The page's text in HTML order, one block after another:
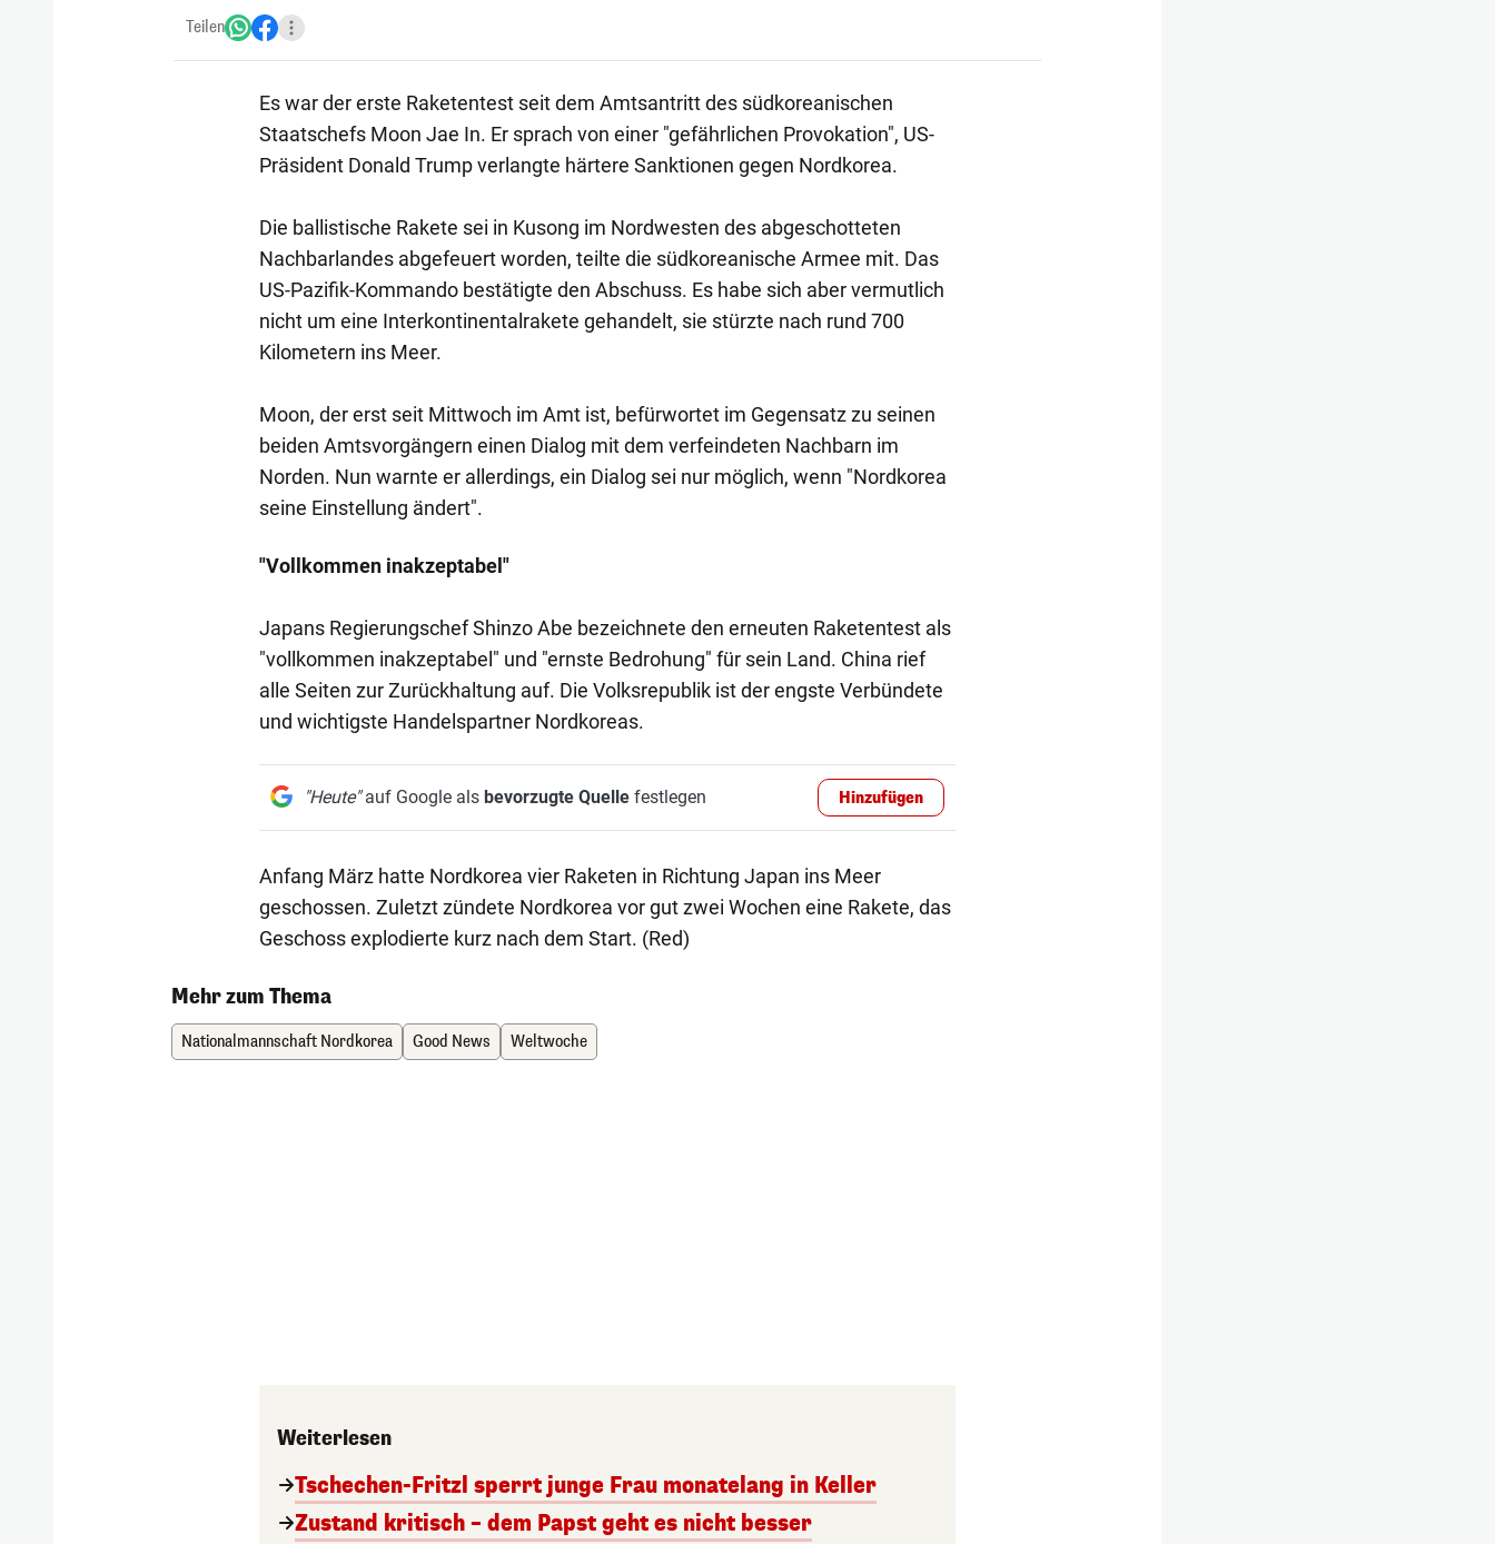
Teilen
Es war der erste Raketentest seit dem Amtsantritt des südkoreanischen
Staatschefs Moon Jae In. Er sprach von einer "gefährlichen Provokation", US-
Präsident Donald Trump verlangte härtere Sanktionen gegen Nordkorea.
Die ballistische Rakete sei in Kusong im Nordwesten des abgeschotteten
Nachbarlandes abgefeuert worden, teilte die südkoreanische Armee mit. Das
US-Pazifik-Kommando bestätigte den Abschuss. Es habe sich aber vermutlich
nicht um eine Interkontinentalrakete gehandelt, sie stürzte nach rund 700
Kilometern ins Meer.
Moon, der erst seit Mittwoch im Amt ist, befürwortet im Gegensatz zu seinen
beiden Amtsvorgängern einen Dialog mit dem verfeindeten Nachbarn im
Norden. Nun warnte er allerdings, ein Dialog sei nur möglich, wenn "Nordkorea
seine Einstellung ändert".
"Vollkommen inakzeptabel"
Japans Regierungschef Shinzo Abe bezeichnete den erneuten Raketentest als
"vollkommen inakzeptabel" und "ernste Bedrohung" für sein Land. China rief
alle Seiten zur Zurückhaltung auf. Die Volksrepublik ist der engste Verbündete
und wichtigste Handelspartner Nordkoreas.
"Heute"auf Google als bevorzugte Quellefestlegen Hinzufügen
Anfang März hatte Nordkorea vier Raketen in Richtung Japan ins Meer
geschossen. Zuletzt zündete Nordkorea vor gut zwei Wochen eine Rakete, das
Geschoss explodierte kurz nach dem Start. (Red)
Mehr zum Thema
Nationalmannschaft Nordkorea Good News Weltwoche
Weiterlesen
Tschechen-Fritzl sperrt junge Frau monatelang in Keller
Zustand kritisch – dem Papst geht es nicht besser